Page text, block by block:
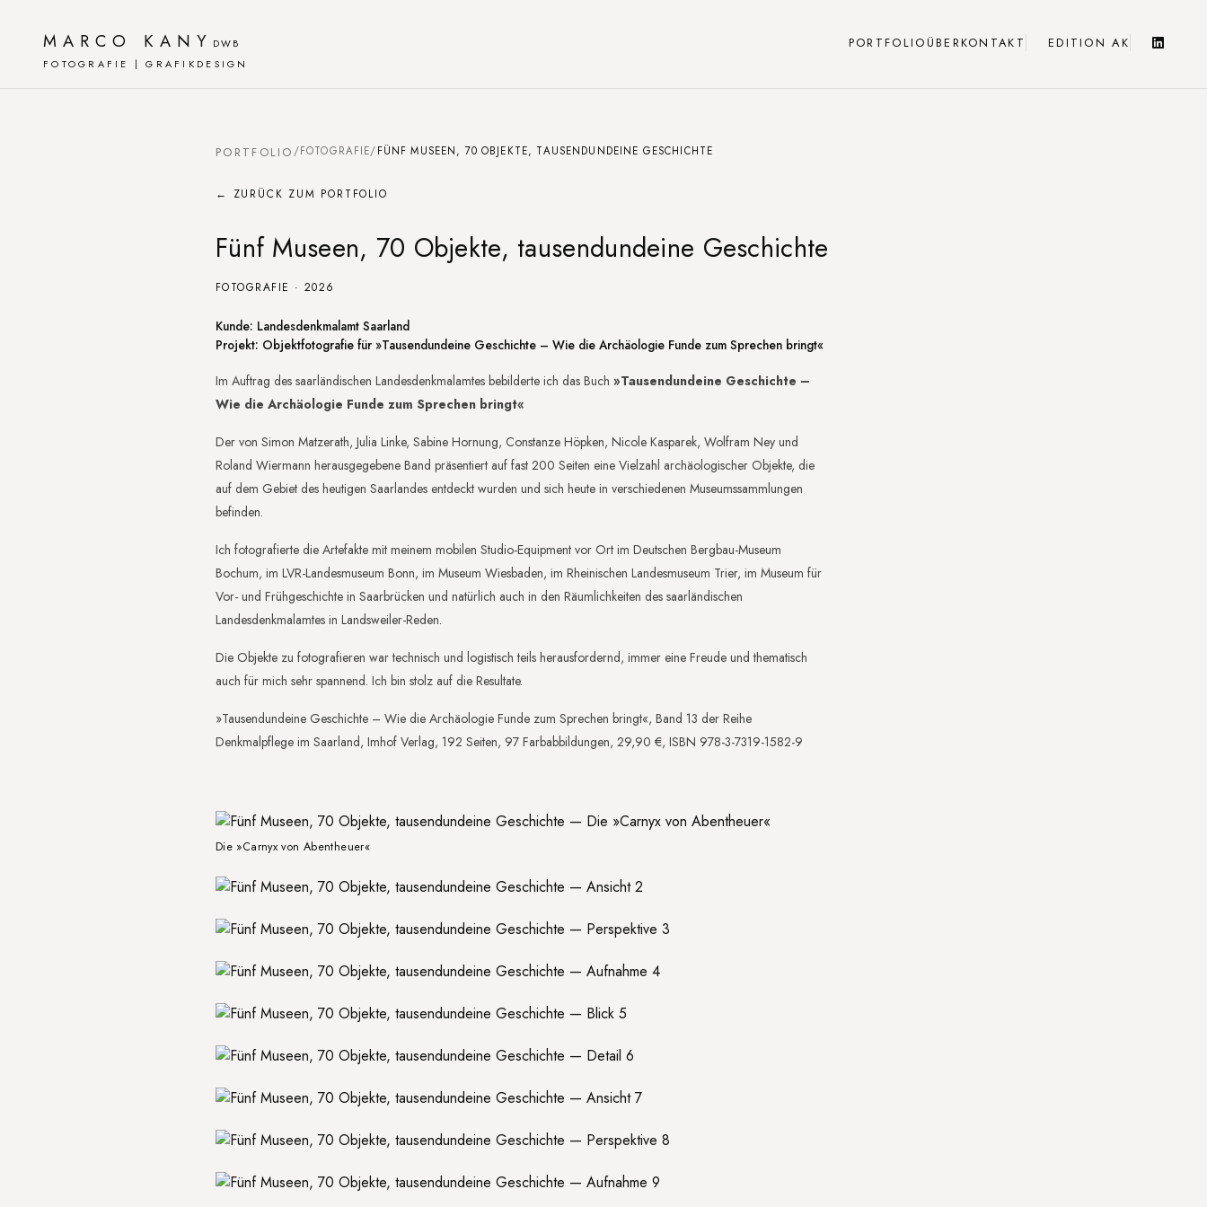
MARCO KANY DWB
FOTOGRAFIE | GRAFIKDESIGN
PORTFOLIOÜBERKONTAKT EDITION AK
PORTFOLIO /FOTOGRAFIE/FÜNF MUSEEN, 70 OBJEKTE, TAUSENDUNDEINE GESCHICHTE
← ZURÜCK ZUM PORTFOLIO
Fünf Museen, 70 Objekte, tausendundeine Geschichte
FOTOGRAFIE · 2026
Projektbeschreibung
Kunde: Landesdenkmalamt Saarland
Projekt: Objektfotografie für »Tausendundeine Geschichte – Wie die Archäologie Funde zum Sprechen bringt«
Im Auftrag des saarländischen Landesdenkmalamtes bebilderte ich das Buch »Tausendundeine Geschichte –
Wie die Archäologie Funde zum Sprechen bringt«
Der von Simon Matzerath, Julia Linke, Sabine Hornung, Constanze Höpken, Nicole Kasparek, Wolfram Ney und
Roland Wiermann herausgegebene Band präsentiert auf fast 200 Seiten eine Vielzahl archäologischer Objekte, die
auf dem Gebiet des heutigen Saarlandes entdeckt wurden und sich heute in verschiedenen Museumssammlungen
befinden.
Ich fotografierte die Artefakte mit meinem mobilen Studio-Equipment vor Ort im Deutschen Bergbau-Museum
Bochum, im LVR-Landesmuseum Bonn, im Museum Wiesbaden, im Rheinischen Landesmuseum Trier, im Museum für
Vor- und Frühgeschichte in Saarbrücken und natürlich auch in den Räumlichkeiten des saarländischen
Landesdenkmalamtes in Landsweiler-Reden.
Die Objekte zu fotografieren war technisch und logistisch teils herausfordernd, immer eine Freude und thematisch
auch für mich sehr spannend. Ich bin stolz auf die Resultate.
»Tausendundeine Geschichte – Wie die Archäologie Funde zum Sprechen bringt«, Band 13 der Reihe
Denkmalpflege im Saarland, Imhof Verlag, 192 Seiten, 97 Farbabbildungen, 29,90 €, ISBN 978-3-7319-1582-9
Die »Carnyx von Abentheuer«